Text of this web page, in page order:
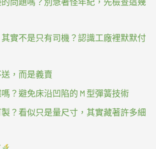
實不是只有司機？認識工廠裡默默付
，而是義賣
？避免床沿凹陷的 M 型彈簧技術
？看似只是量尺寸，其實藏著許多細